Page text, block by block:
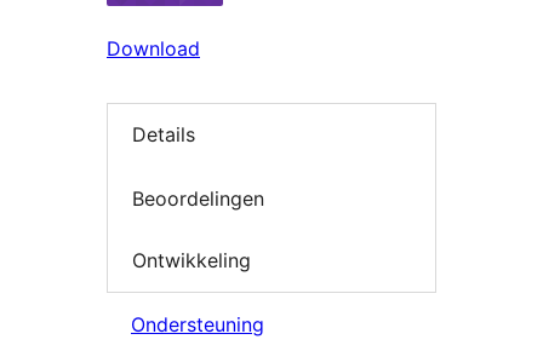
Download
Details
Beoordelingen
Ontwikkeling
Ondersteuning